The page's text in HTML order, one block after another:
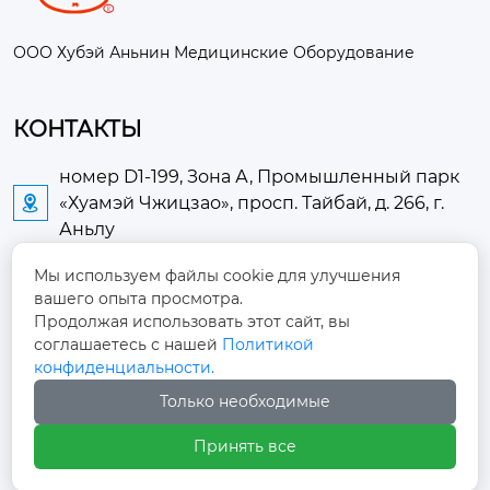
ООО Хубэй Аньнин Медицинские Оборудование
КОНТАКТЫ

номер D1-199, Зона А, Промышленный парк
«Хуамэй Чжицзао», просп. Тайбай, д. 266, г.
Аньлу
 2673889948@qq.com
 +86-13705274289
+86-19084124289
Мы используем файлы cookie для улучшения
вашего опыта просмотра.
Продолжая использовать этот сайт, вы
соглашаетесь с нашей Политикой
конфиденциальности.
Только необходимые
Принять все